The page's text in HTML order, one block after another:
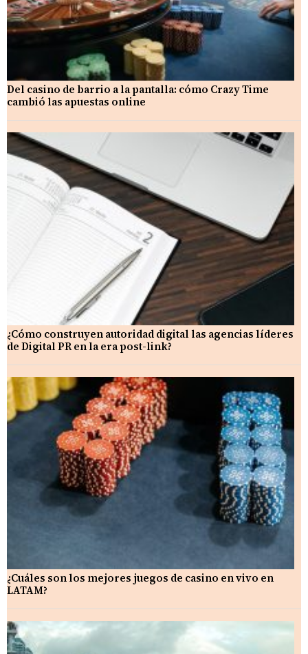
Del casino de barrio a la pantalla: cómo Crazy Time
cambió las apuestas online
¿Cómo construyen autoridad digital las agencias líderes
de Digital PR en la era post-link?
¿Cuáles son los mejores juegos de casino en vivo en
LATAM?